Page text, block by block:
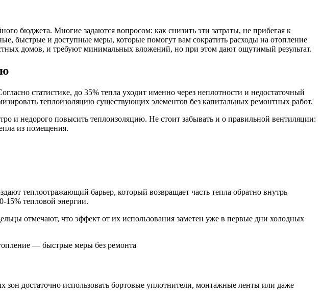
бюджета. Многие задаются вопросом: как снизить эти затраты, не прибегая к
быстрые и доступные меры, которые помогут вам сократить расходы на отопление
домов, и требуют минимальных вложений, но при этом дают ощутимый результат.
статистике, до 35% тепла уходит именно через неплотности и недостаточный
теплоизоляцию существующих элементов без капитальных ремонтных работ.
и недорого повысить теплоизоляцию. Не стоит забывать и о правильной вентиляции:
из помещения.
теплоотражающий барьер, который возвращает часть тепла обратно внутрь
15% тепловой энергии.
отмечают, что эффект от их использования заметен уже в первые дни холодных
достаточно использовать бортовые уплотнители, монтажные ленты или даже